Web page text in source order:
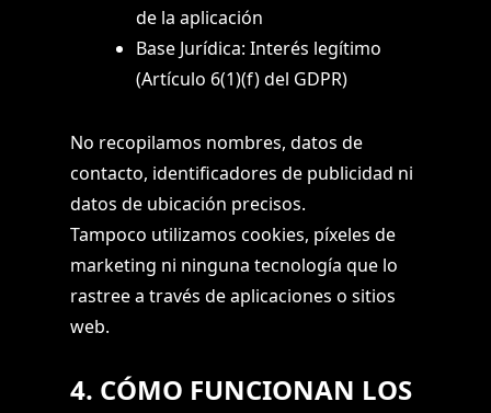
de la aplicación
Base Jurídica: Interés legítimo
(Artículo 6(1)(f) del GDPR)
No recopilamos nombres, datos de
contacto, identificadores de publicidad ni
datos de ubicación precisos.
Tampoco utilizamos cookies, píxeles de
marketing ni ninguna tecnología que lo
rastree a través de aplicaciones o sitios
web.
4. CÓMO FUNCIONAN LOS